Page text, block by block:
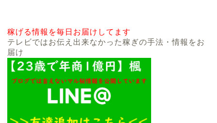
稼げる情報を毎日お届けしてます
テレビではお伝え出来なかった稼ぎの手法・情報をお
届け